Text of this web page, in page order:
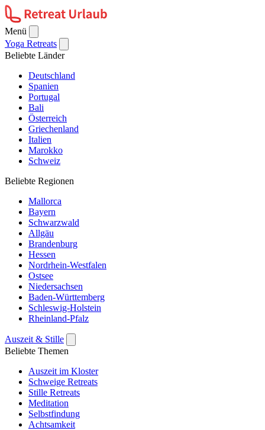
Menü
Yoga Retreats
Beliebte Länder
Deutschland
Spanien
Portugal
Bali
Österreich
Griechenland
Italien
Marokko
Schweiz
Beliebte Regionen
Mallorca
Bayern
Schwarzwald
Allgäu
Brandenburg
Hessen
Nordrhein-Westfalen
Ostsee
Niedersachsen
Baden-Württemberg
Schleswig-Holstein
Rheinland-Pfalz
Auszeit & Stille
Beliebte Themen
Auszeit im Kloster
Schweige Retreats
Stille Retreats
Meditation
Selbstfindung
Achtsamkeit